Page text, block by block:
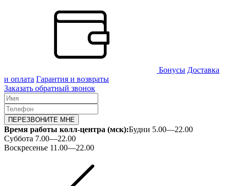
Бонусы Доставка
и оплата Гарантия и возвраты
Заказать обратный звонок
ПЕРЕЗВОНИТЕ МНЕ
Время работы колл-центра (мск):Будни 5.00—22.00
Суббота 7.00—22.00
Воскресенье 11.00—22.00